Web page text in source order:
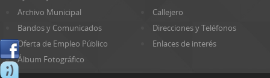
Archivo Municipal
Callejero
Bandos y Comunicados
Direcciones y Teléfonos
Oferta de Empleo Público
Enlaces de interés
Álbum Fotográfico